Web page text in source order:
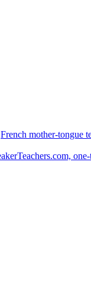
French mother-tongue